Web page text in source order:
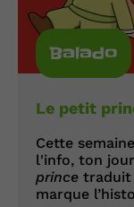
Balado
Le petit
Cette
l'info, ton
prince traduit
marque